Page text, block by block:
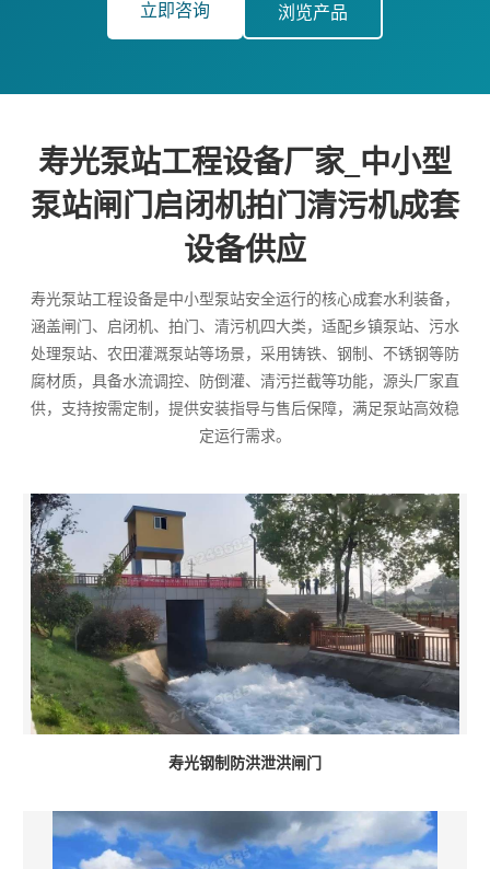
立即咨询 浏览产品
寿光泵站工程设备厂家_中小型
泵站闸门启闭机拍门清污机成套
设备供应
寿光泵站工程设备是中小型泵站安全运行的核心成套水利装备，
涵盖闸门、启闭机、拍门、清污机四大类，适配乡镇泵站、污水
处理泵站、农田灌溉泵站等场景，采用铸铁、钢制、不锈钢等防
腐材质，具备水流调控、防倒灌、清污拦截等功能，源头厂家直
供，支持按需定制，提供安装指导与售后保障，满足泵站高效稳
定运行需求。
寿光钢制防洪泄洪闸门